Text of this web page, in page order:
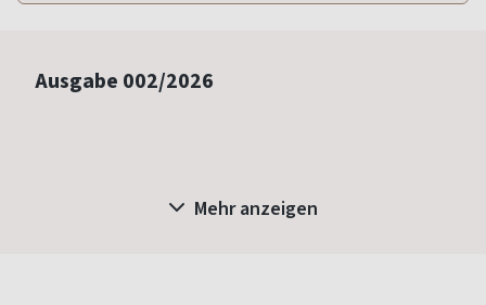
Ausgabe 002/2026
Mehr anzeigen